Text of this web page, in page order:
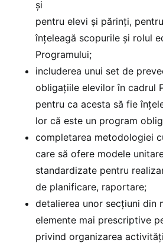
și
pentru elevi și părinți,
înțeleagă scopurile și rolul
Programului;
includerea unui set de
obligațiile elevilor în cadrul
pentru ca acesta să fie
lor că este un program
completarea metodologiei
care să ofere modele
standardizate pentru
de planificare, raportare;
detalierea unor secțiuni din
elemente mai prescriptive
privind organizarea